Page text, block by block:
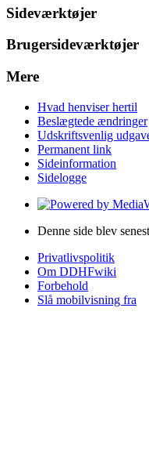
Sideværktøjer
Brugersideværktøjer
Mere
Hvad henviser hertil
Beslægtede ændringer
Udskriftsvenlig
Permanent link
Sideinformation
Sidelogge
Denne side blev
Privatlivspolitik
Om DDHFwiki
Forbehold
Slå mobilvisning fra